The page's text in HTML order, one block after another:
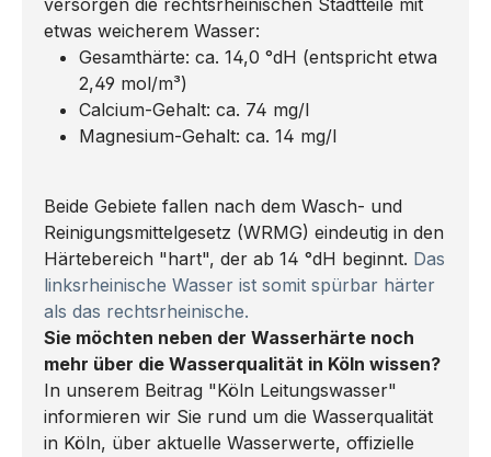
versorgen die rechtsrheinischen Stadtteile mit
etwas weicherem Wasser:
Gesamthärte: ca. 14,0 °dH (entspricht etwa
2,49 mol/m³)
Calcium-Gehalt: ca. 74 mg/l
Magnesium-Gehalt: ca. 14 mg/l
Beide Gebiete fallen nach dem Wasch- und
Reinigungsmittelgesetz (WRMG) eindeutig in den
Härtebereich "hart", der ab 14 °dH beginnt. Das
linksrheinische Wasser ist somit spürbar härter
als das rechtsrheinische.
Sie möchten neben der Wasserhärte noch
mehr über die Wasserqualität in Köln wissen?
In unserem Beitrag "Köln Leitungswasser"
informieren wir Sie rund um die Wasserqualität
in Köln, über aktuelle Wasserwerte, offizielle